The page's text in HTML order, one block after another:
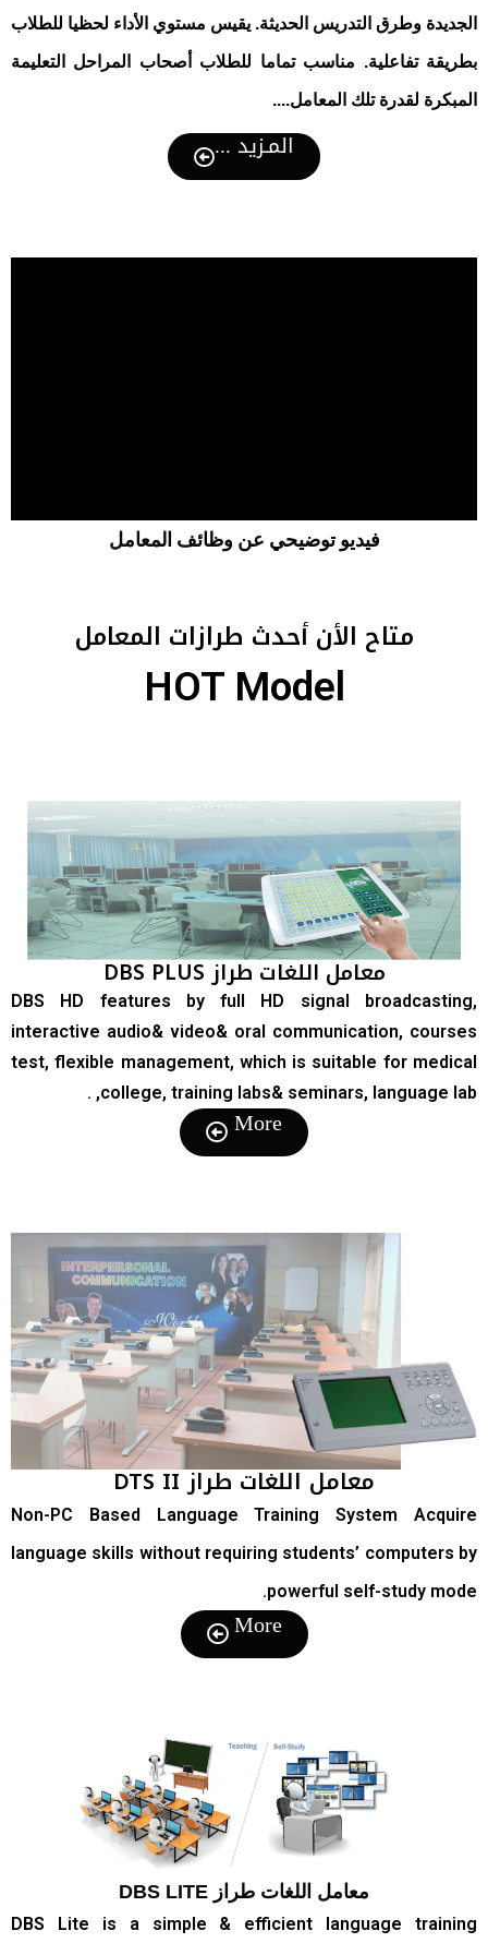
الجديدة وطرق التدريس الحديثة. يقيس مستوي الأداء لحظيا للطلاب
بطريقة تفاعلية. مناسب تماما للطلاب أصحاب المراحل التعليمة
المبكرة لقدرة تلك المعامل....
المـزيد ...
فيديو توضيحي عن وظائف المعامل
متاح الأن أحدث طرازات المعامل
HOT Model
معامل اللغات طراز DBS PLUS
DBS HD features by full HD signal broadcasting,
interactive audio& video& oral communication, courses
test, flexible management, which is suitable for medical
college, training labs& seminars, language lab, .
More
معامل اللغات طراز DTS II
Non-PC Based Language Training System Acquire
language skills without requiring students’ computers by
powerful self-study mode.
More
معامل اللغات طراز DBS LITE
DBS Lite is a simple & efficient language training